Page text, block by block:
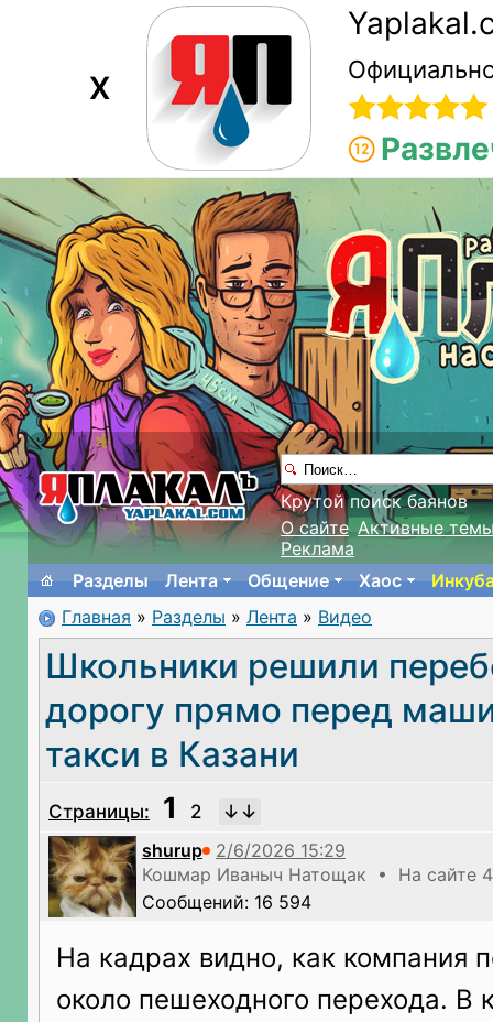
X
Крутой поиск баянов
О сайте Активные
Реклама
Разделы
Лента Общение Хаос
Главная » Разделы » Лента » Видео
Школьники решили
дорогу прямо перед
такси в Казани
Страницы: 1
2
shurup
Кошмар Иваныч Натощак • На сайте 4
Сообщений: 16 594
На кадрах видно, как компания
около пешеходного перехода. В